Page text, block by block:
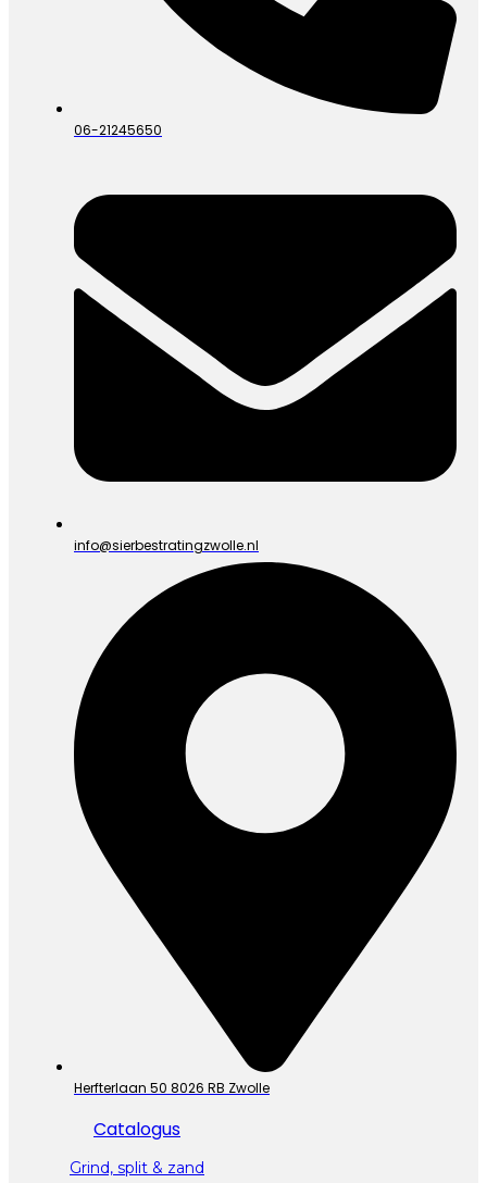
06-21245650
info@sierbestratingzwolle.nl
Herfterlaan 50 8026 RB Zwolle
Catalogus
Grind, split & zand